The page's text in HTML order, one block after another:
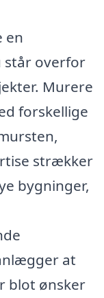
en
står overfor
Murere
forskellige
strækker
bygninger,
at
blot ønsker